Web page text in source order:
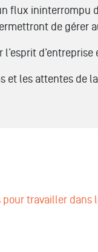
flux ininterrompu
de gérer
et les attentes de
travailler dans